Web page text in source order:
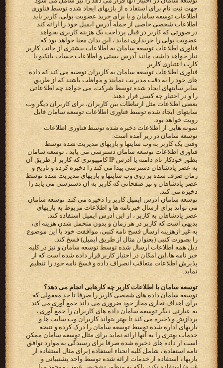
جهت ثبت نام برای استفاد ه از بازیهای ایجاد شده توسط فناوری
اطلاعات توسعه سامان و یا برای خرید عضویت پولی، کاربر باید
اطلاعات شخصی خاصی از جمله آدرس ایمیل خود را ارائه کند.
در صورتی که کاربر در قبال پرداخت یک هزینه کاربری بخواهد
عضویت پولی را خریداری نماید ، این بدان معنا خواهد بود که
فناوری اطلاعات توسعه سامان به اطلاعات بیشتری از جانب کاربر
نیاز خواهد داشت مانند آدرس پستی و اطلاعات حساب بانکیو یا
کارت اعتباری کاربر.
فناوری اطلاعات توسعه سامان به کاربران توصیه می کند که داده
های خود را به دقت مدیریت نمایند و مواظب باشند که از طریق
سایر سایتهای ایجاد شده توسط شرکت، می خواهد چه اطلاعاتی
را و در اختیار چه کسی قرار دهند.
بعضی اطلاعات مثل ارتباطات بین کاربران، برای کاربران دیگر وب
سایتهای ایجاد شده توسط فناوری اطلاعات توسعه سامان قابل
رویت خواهد بود.
نمونه هایی از اطلاعات ذخیره شده توسط فناوری اطلاعات
توسعه سامان در زیر آمده است:
وقتی یک کاربر به وب سایتها و بازیهای مدیریت شده توسط
فناوری اطلاعات توسعه سامان دسترسی می یابد ، توسعه سامان
بطور خودکار نام دامنه یا آدرس IP کامپیوتری که کاربر از طریق آن
به عصر پادشاهان دسترسی پیدا می کند را ذخیره کرده و تاریخ و
زمان صرف شده بر روی وب سایتها و بازیهای مدیریت شده توسط
عصر پادشاهان و نیز صفحاتی که کاربر به آن دسترسی می یابد را
ذخیره می کند.
توسعه سامان آدرس ایمیل کاربر را ذخیره می کند. توسعه سامان
می تواند برای ارسال خبرنامه ها و اطلاعات مربوط به بازیهای
عصر پادشاهان به کاربر ، از این آدرس ایمیل استفاده کند.
بدیهی است که کاربر در هر زمان و بدون متحمل شدن هزینه ای،
به غیر ازهزینه ارسال فسخ نامه کتبی، موافقت خود با این موضوع
را بصورت کتبی (بعنوان مثال از طریق ایمیل) فسخ کند.
ذیل همه اطلاعات ارسال شده توسط توسعه سامان و نیز در کلیه
خبر نامه ها،‌این امکان در اختیار کاربر قرار داده شده است که از
پذیرش اطلاعات متعاقب انصراف داده و فسخ نامه خود را تنظیم
نماید.
توسعه سامان با اطلاعات کاربر چه کارهایی انجام می دهد؟
توسعه سامان داده های شخصی کاربر را صرفا تا حد معقولی که
برای اهداف تجاری مجاز خود ضروری می داند جمع آوری می کند.
به عبارتی دیگر توسعه سامان داده های کاربران را جمع آوری ،
پردازش و ذخیره می کند تا بهتر بتواند کاربران وب سایت ها و
بازیهای اداره شده توسط توسعه سامان را درک کرده و نتیجه
خدمات بهتری را به آنها ارائه نماید.برای مثال توسعه سامان ممکن
است ار داده های ذخیره شده صرفا برای رسیدگی به موارد توافق
نامه استفاده ، شامل کلیه انحناء استفاده (برای مثال استفاده از
بازیها ، استفاده از خدمات ارائه شده توسط واحد پشتیبانی و